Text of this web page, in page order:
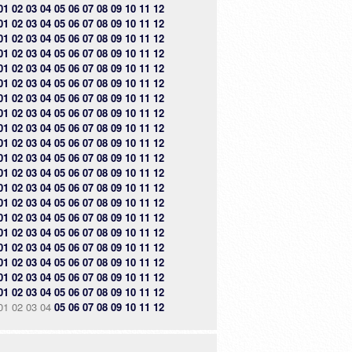
02 03 04 05 06 07 08 09 10 11 12
02 03 04 05 06 07 08 09 10 11 12
02 03 04 05 06 07 08 09 10 11 12
02 03 04 05 06 07 08 09 10 11 12
02 03 04 05 06 07 08 09 10 11 12
02 03 04 05 06 07 08 09 10 11 12
02 03 04 05 06 07 08 09 10 11 12
02 03 04 05 06 07 08 09 10 11 12
02 03 04 05 06 07 08 09 10 11 12
02 03 04 05 06 07 08 09 10 11 12
02 03 04 05 06 07 08 09 10 11 12
02 03 04 05 06 07 08 09 10 11 12
02 03 04 05 06 07 08 09 10 11 12
02 03 04 05 06 07 08 09 10 11 12
02 03 04 05 06 07 08 09 10 11 12
02 03 04 05 06 07 08 09 10 11 12
02 03 04 05 06 07 08 09 10 11 12
02 03 04 05 06 07 08 09 10 11 12
02 03 04 05 06 07 08 09 10 11 12
02 03 04 05 06 07 08 09 10 11 12
02 03 04 05 06 07 08 09 10 11 12